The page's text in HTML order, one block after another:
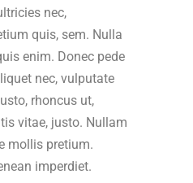
nec,
quis, sem. Nulla
enim. Donec pede
nec, vulputate
rhoncus ut,
vitae, justo. Nullam
mollis pretium.
imperdiet.